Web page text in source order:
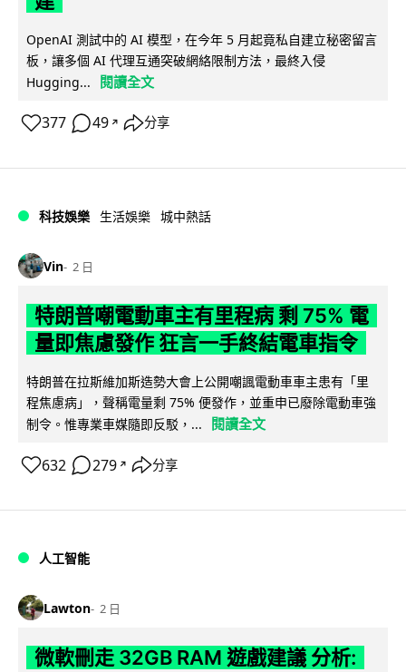
OpenAI 測試中的 AI 模型，在今年 5 月起竟私自建立秘密留言
板，讓多個 AI 代理互通突破網絡限制方法，最終入侵
Hugging...
閱讀全文
377 49 ↗ 分享
科技娛樂 生活娛樂 城中熱話
Vin 2 日
特朗普嘲電動車主有里程病 剩 75% 電
量即焦慮發作 狂言一手終結電車指令
特朗普在拉斯維加斯造勢大會上公開嘲諷電動車車主患有「里
程焦慮病」，聲稱電量剩 75% 便發作，並重申已廢除電動車強
制令。惟專業車媒隨即反駁，...
閱讀全文
632 279 ↗ 分享
人工智能
Lawton 2 日
微軟刪走 32GB RAM 遊戲建議 分析: